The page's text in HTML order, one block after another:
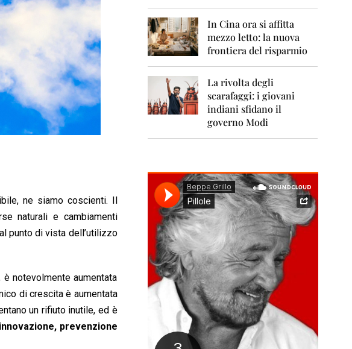
1
2
0
1
1
2
0
0
1
0
5
0
ne siamo coscienti. Il
naturali e cambiamenti
punto di vista dell’utilizzo
notevolmente aumentata
di crescita è aumentata
un rifiuto inutile, ed è
innovazione, prevenzione
In Cina ora si affitta
mezzo letto: la nuova
frontiera del risparmio
La rivolta degli
scarafaggi: i giovani
indiani sfidano il
governo Modi